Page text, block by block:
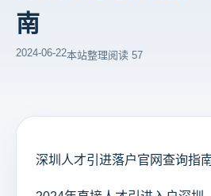
南
2024-06-22本站整理阅读 57
深圳人才引进落户官网查询指